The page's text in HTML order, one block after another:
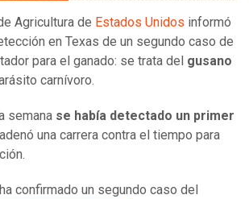
Agricultura de Estados Unidos informó
en Texas de un segundo caso de
para el ganado: se trata del gusano
carnívoro.
semana se había detectado un primer
una carrera contra el tiempo para
confirmado un segundo caso del